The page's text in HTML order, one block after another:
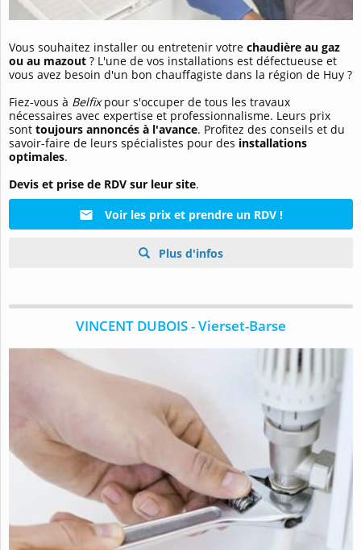
Vous souhaitez installer ou entretenir votre chaudière au gaz
ou au mazout ? L'une de vos installations est défectueuse et
vous avez besoin d'un bon chauffagiste dans la région de Huy ?
Fiez-vous à Belfixpour s'occuper de tous les travaux
nécessaires avec expertise et professionnalisme. Leurs prix
sont toujours annoncés à l'avance. Profitez des conseils et du
savoir-faire de leurs spécialistes pour des installations
optimales.
Devis et prise de RDV sur leur site.
Voir les prix et prendre un RDV !
Plus d'infos
VINCENT DUBOIS - Vierset-Barse